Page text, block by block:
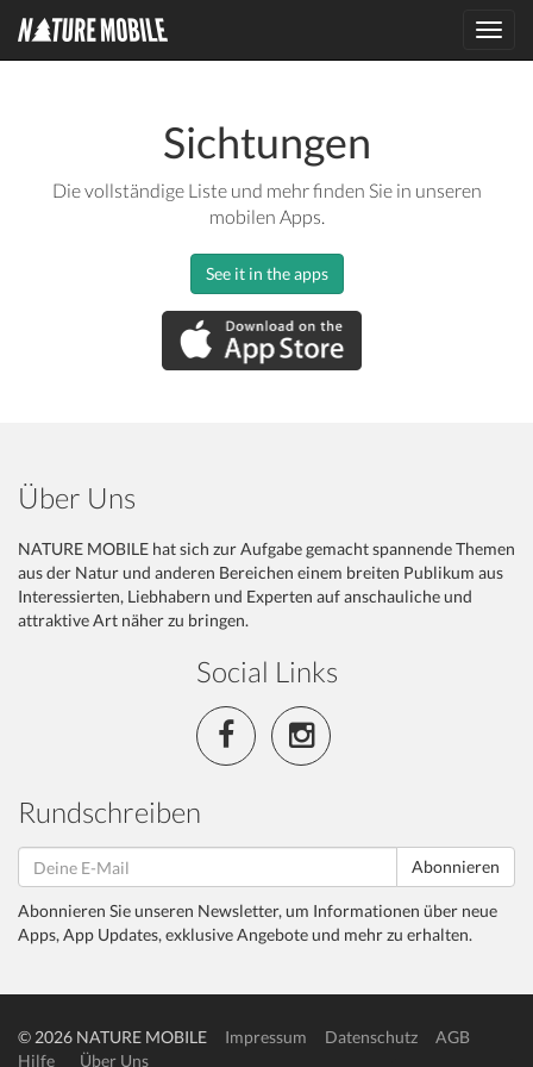
Sichtungen
Die vollständige Liste und mehr finden Sie in unseren
mobilen Apps.
See it in the apps
Über Uns
NATURE MOBILE hat sich zur Aufgabe gemacht spannende Themen
aus der Natur und anderen Bereichen einem breiten Publikum aus
Interessierten, Liebhabern und Experten auf anschauliche und
attraktive Art näher zu bringen.
Social Links
Rundschreiben
Abonnieren
Abonnieren Sie unseren Newsletter, um Informationen über neue
Apps, App Updates, exklusive Angebote und mehr zu erhalten.
© 2026 NATURE MOBILE Impressum Datenschutz
AGB
Hilfe
Über Uns